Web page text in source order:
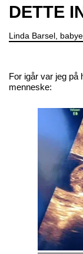
DETTE
Linda Barsel,
For igår var jeg på
menneske: